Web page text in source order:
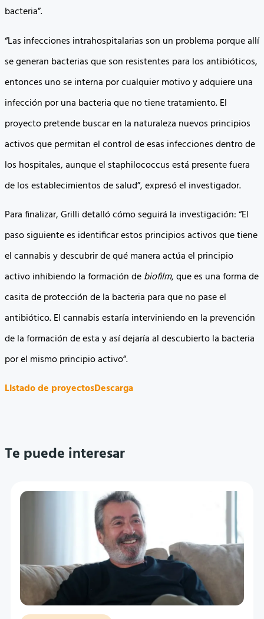
bacteria”.
“Las infecciones intrahospitalarias son un problema porque allí
se generan bacterias que son resistentes para los antibióticos,
entonces uno se interna por cualquier motivo y adquiere una
infección por una bacteria que no tiene tratamiento. El
proyecto pretende buscar en la naturaleza nuevos principios
activos que permitan el control de esas infecciones dentro de
los hospitales, aunque el staphilococcus está presente fuera
de los establecimientos de salud”, expresó el investigador.
Para finalizar, Grilli detalló cómo seguirá la investigación: “El
paso siguiente es identificar estos principios activos que tiene
el cannabis y descubrir de qué manera actúa el principio
activo inhibiendo la formación debiofilm, que es una forma de
casita de protección de la bacteria para que no pase el
antibiótico. El cannabis estaría interviniendo en la prevención
de la formación de esta y así dejaría al descubierto la bacteria
por el mismo principio activo”.
Listado de proyectosDescarga
Te puede interesar